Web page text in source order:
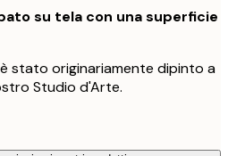
su tela con una superficie
stato originariamente dipinto a
Studio d'Arte.